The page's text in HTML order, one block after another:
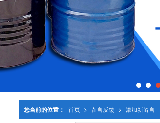
您当前的位置： 首页 > 留言反馈 > 添加新留言